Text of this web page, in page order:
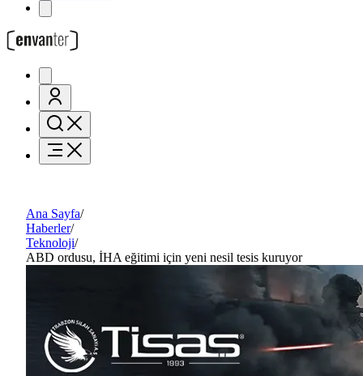
Ana Sayfa/
Haberler/
Teknoloji/
ABD ordusu, İHA eğitimi için yeni nesil tesis kuruyor